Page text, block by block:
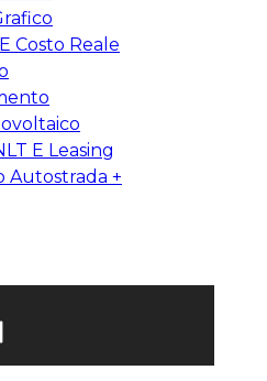
Costo Reale
E Leasing
Autostrada +